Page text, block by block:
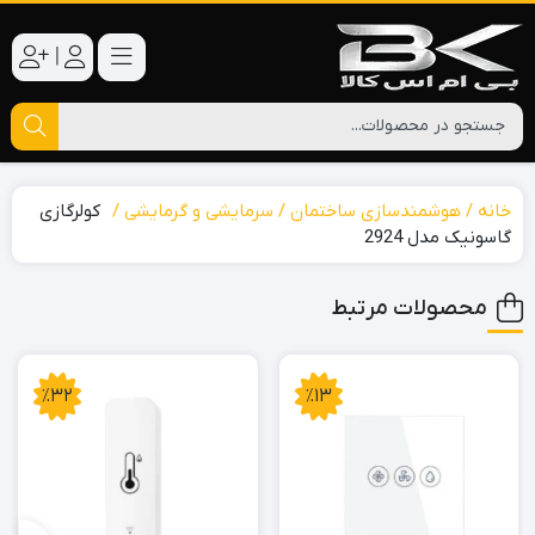
|
خانه هوشمندسازی ساختمان سرمایشی و گرمایشی
کولرگازی
گاسونیک مدل 2924
محصولات مرتبط
٪13 ٪32